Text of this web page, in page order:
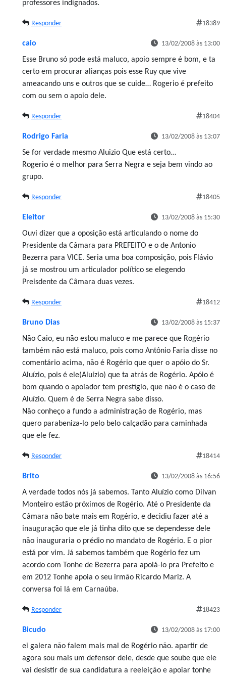
professores indignados.
Responder 18389
caio 13/02/2008 às 13:00
Esse Bruno só pode está maluco, apoio sempre é bom, e ta
certo em procurar alianças pois esse Ruy que vive
ameacando uns e outros que se cuide… Rogerio é prefeito
com ou sem o apoio dele.
Responder 18404
Rodrigo Faria 13/02/2008 às 13:07
Se for verdade mesmo Aluizio Que está certo…
Rogerio é o melhor para Serra Negra e seja bem vindo ao
grupo.
Responder 18405
Eleitor 13/02/2008 às 15:30
Ouvi dizer que a oposição está articulando o nome do
Presidente da Câmara para PREFEITO e o de Antonio
Bezerra para VICE. Seria uma boa composição, pois Flávio
já se mostrou um articulador político se elegendo
Preisdente da Câmara duas vezes.
Responder 18412
Bruno Dias 13/02/2008 às 15:37
Não Caio, eu não estou maluco e me parece que Rogério
também não está maluco, pois como Antônio Faria disse no
comentário acima, não é Rogério que quer o apóio do Sr.
Aluízio, pois é ele(Aluízio) que ta atrás de Rogério. Apóio é
bom quando o apoiador tem prestígio, que não é o caso de
Aluízio. Quem é de Serra Negra sabe disso.
Não conheço a fundo a administração de Rogério, mas
quero parabeniza-lo pelo belo calçadão para caminhada
que ele fez.
Responder 18414
Brito 13/02/2008 às 16:56
A verdade todos nós já sabemos. Tanto Aluízio como Dilvan
Monteiro estão próximos de Rogério. Até o Presidente da
Câmara não bate mais em Rogério, e decidiu fazer até a
inauguração que ele já tinha dito que se dependesse dele
não inauguraria o prédio no mandato de Rogério. E o pior
está por vim. Já sabemos também que Rogério fez um
acordo com Tonhe de Bezerra para apoiá-lo pra Prefeito e
em 2012 Tonhe apoia o seu irmão Ricardo Mariz. A
conversa foi lá em Carnaúba.
Responder 18423
Bicudo 13/02/2008 às 17:00
ei galera não falem mais mal de Rogério não. apartir de
agora sou mais um defensor dele, desde que soube que ele
vai desistir de sua candidatura a reeleição e apoiar tonhe